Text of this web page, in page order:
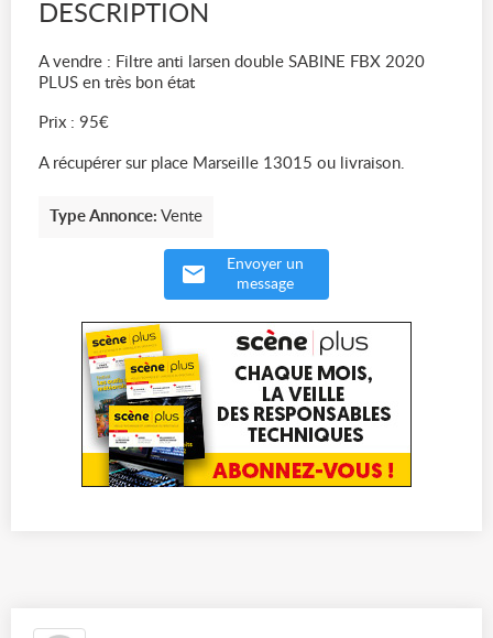
DESCRIPTION
A vendre : Filtre anti larsen double SABINE FBX 2020
PLUS en très bon état
Prix : 95€
A récupérer sur place Marseille 13015 ou livraison.
Type Annonce: Vente
Envoyer un
message